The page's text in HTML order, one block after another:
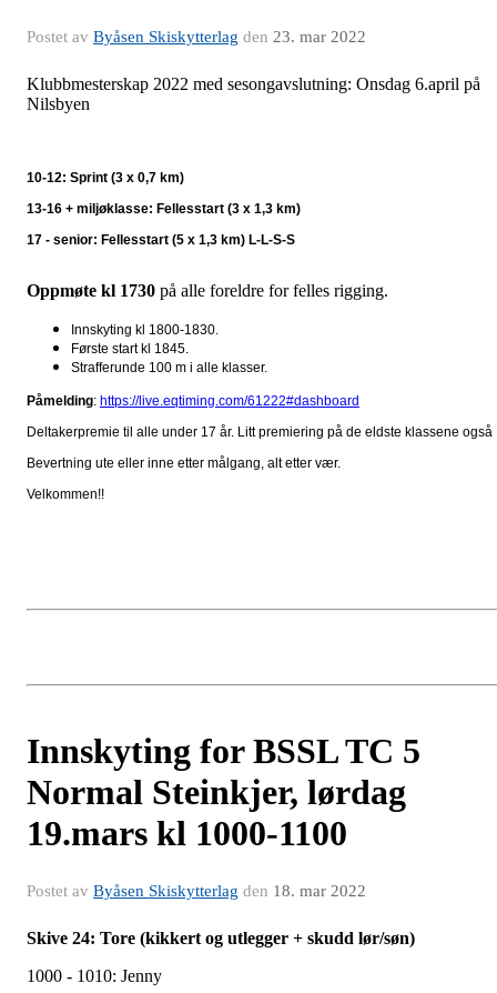
Postet av Byåsen Skiskytterlag den 23. mar 2022
Klubbmesterskap 2022 med sesongavslutning: Onsdag 6.april på
Nilsbyen
10-12: Sprint (3 x 0,7 km)
13-16 + miljøklasse: Fellesstart (3 x 1,3 km)
17 - senior: Fellesstart (5 x 1,3 km) L-L-S-S
Oppmøte kl 1730 på alle foreldre for felles rigging.
Innskyting kl 1800-1830.
Første start kl 1845.
Strafferunde 100 m i alle klasser.
Påmelding: https://live.eqtiming.com/61222#dashboard
Deltakerpremie til alle under 17 år. Litt premiering på de eldste klassene også
Bevertning ute eller inne etter målgang, alt etter vær.
Velkommen!!
Innskyting for BSSL TC 5
Normal Steinkjer, lørdag
19.mars kl 1000-1100
Postet av Byåsen Skiskytterlag den 18. mar 2022
Skive 24: Tore (kikkert og utlegger + skudd lør/søn)
1000 - 1010: Jenny